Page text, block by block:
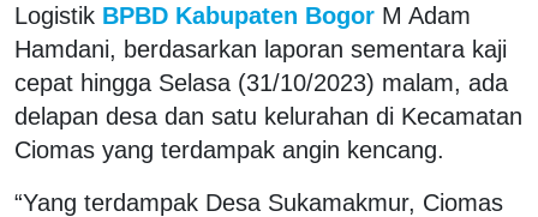
Logistik BPBD Kabupaten Bogor M Adam
Hamdani, berdasarkan laporan sementara kaji
cepat hingga Selasa (31/10/2023) malam, ada
delapan desa dan satu kelurahan di Kecamatan
Ciomas yang terdampak angin kencang.
“Yang terdampak Desa Sukamakmur, Ciomas